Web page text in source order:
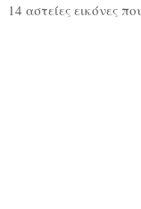
14 αστείες εικόνες